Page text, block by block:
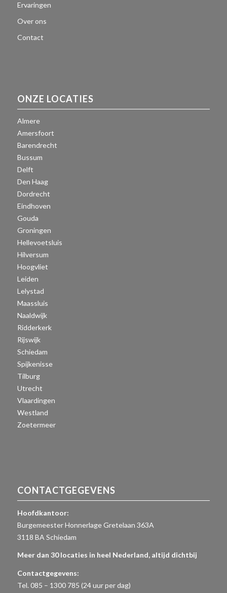
Ervaringen
Over ons
Contact
ONZE LOCATIES
Almere
Amersfoort
Barendrecht
Bussum
Delft
Den Haag
Dordrecht
Eindhoven
Gouda
Groningen
Hellevoetsluis
Hilversum
Hoogvliet
Leiden
Lelystad
Maassluis
Naaldwijk
Ridderkerk
Rijswijk
Schiedam
Spijkenisse
Tilburg
Utrecht
Vlaardingen
Westland
Zoetermeer
CONTACTGEGEVENS
Hoofdkantoor:
Burgemeester Honnerlage Gretelaan 363A
3118 BA Schiedam
Meer dan 30 locaties in heel Nederland, altijd dichtbij
Contactgegevens:
Tel. 085 – 1300 785 (24 uur per dag)